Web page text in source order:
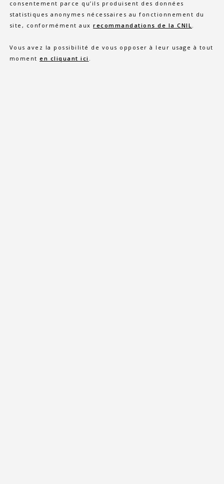
consentement parce qu’ils produisent des données
statistiques anonymes nécessaires au fonctionnement du
site, conformément auxrecommandations de la CNIL.
Vous avez la possibilité de vous opposer à leur usage à tout
momenten cliquant ici .